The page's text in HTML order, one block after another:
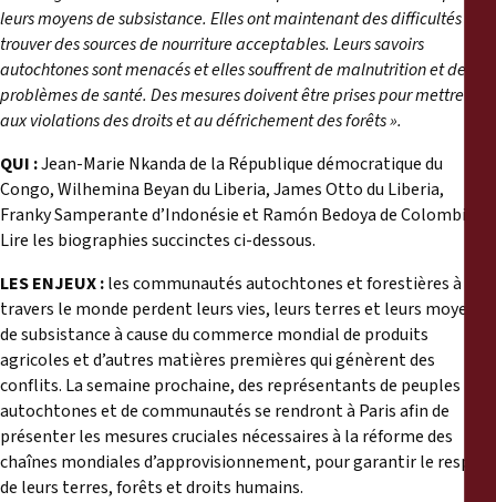
leurs moyens de subsistance. Elles ont maintenant des difficultés à
trouver des sources de nourriture acceptables. Leurs savoirs
autochtones sont menacés et elles souffrent de malnutrition et de
problèmes de santé. Des mesures doivent être prises pour mettre fin
aux violations des droits et au défrichement des forêts ».
QUI :Jean-Marie Nkanda de la République démocratique du
Congo, Wilhemina Beyan du Liberia, James Otto du Liberia,
Franky Samperante d’Indonésie et Ramón Bedoya de Colombie.
Lire les biographies succinctes ci-dessous.
LES ENJEUX :les communautés autochtones et forestières à
travers le monde perdent leurs vies, leurs terres et leurs moyens
de subsistance à cause du commerce mondial de produits
agricoles et d’autres matières premières qui génèrent des
conflits. La semaine prochaine, des représentants de peuples
autochtones et de communautés se rendront à Paris afin de
présenter les mesures cruciales nécessaires à la réforme des
chaînes mondiales d’approvisionnement, pour garantir le respect
de leurs terres, forêts et droits humains.